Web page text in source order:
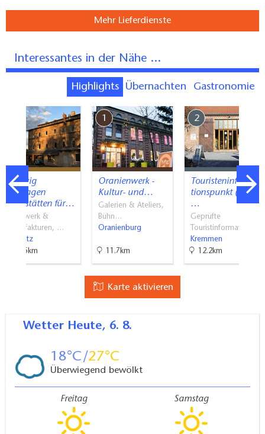
Mehr Lieferdienste
Interessantes in der Nähe ...
Highlights Übernachten Gastronomie
Hedwig
Bollhagen
Werkstätten für…
Handwerk &
Manufakturen, …
Marwitz
14.5km
1
Oranienwerk -
Kultur- und…
Galerien & Ateliers,
Bühn…
Oranienburg
11.7km
2
Touristeninforma
tionspunkt (TIP)
…
Geprüfte
Touristinformati…
Kremmen
12.2km
Karte aktivieren
Wetter Heute, 6. 8.
18 27
Überwiegend bewölkt
Freitag Samstag